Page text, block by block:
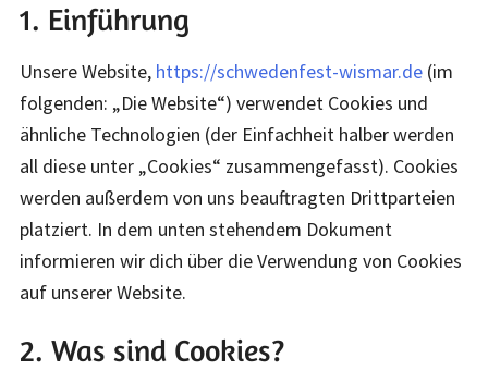
1. Einführung
Unsere Website, https://schwedenfest-wismar.de(im
folgenden: „Die Website“) verwendet Cookies und
ähnliche Technologien (der Einfachheit halber werden
all diese unter „Cookies“ zusammengefasst). Cookies
werden außerdem von uns beauftragten Drittparteien
platziert. In dem unten stehendem Dokument
informieren wir dich über die Verwendung von Cookies
auf unserer Website.
2. Was sind Cookies?